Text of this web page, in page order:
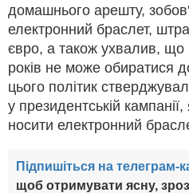
домашнього арешту,
електронний браслет,
євро, а також ухвалив, що
років не може обиратися
цього політик
у президентській
носити електронний
Підпишіться на телеграм-
щоб отримувати ясну,